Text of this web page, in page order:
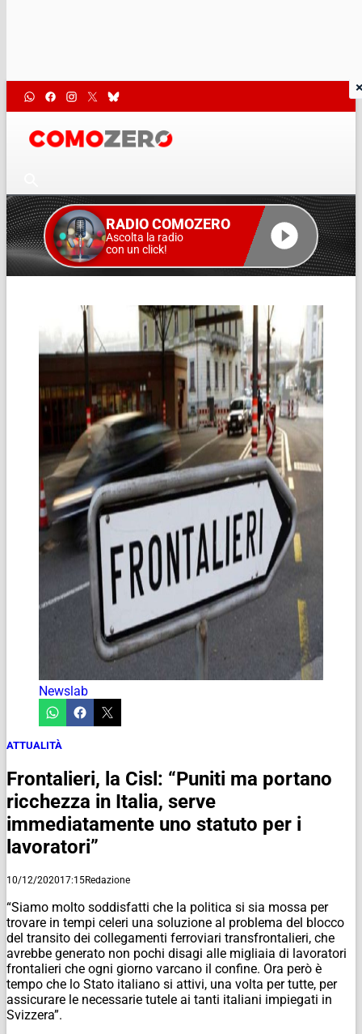
RADIO COMOZERO
Ascolta la radio
con un click!
Newslab
ATTUALITÀ
Frontalieri, la Cisl: “Puniti ma portano
ricchezza in Italia, serve
immediatamente uno statuto per i
lavoratori”
10/12/202017:15Redazione
“Siamo molto soddisfatti che la politica si sia mossa per
trovare in tempi celeri una soluzione al problema del blocco
del transito dei collegamenti ferroviari transfrontalieri, che
avrebbe generato non pochi disagi alle migliaia di lavoratori
frontalieri che ogni giorno varcano il confine. Ora però è
tempo che lo Stato italiano si attivi, una volta per tutte, per
assicurare le necessarie tutele ai tanti italiani impiegati in
Svizzera”.